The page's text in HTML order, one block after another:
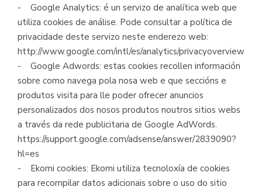
- Google Analytics: é un servizo de analítica web que
utiliza cookies de análise. Pode consultar a política de
privacidade deste servizo neste enderezo web:
http://www.google.com/intl/es/analytics/
- Google Adwords: estas cookies recollen información
sobre como navega pola nosa web e que seccións e
produtos visita para lle poder ofrecer anuncios
personalizados dos nosos produtos noutros sitios webs
a través da rede publicitaria de Google AdWords.
https://support.google.com/adsense/answer/2839090?
hl=es
- Ekomi cookies: Ekomi utiliza tecnoloxía de cookies
para recompilar datos adicionais sobre o uso do sitio